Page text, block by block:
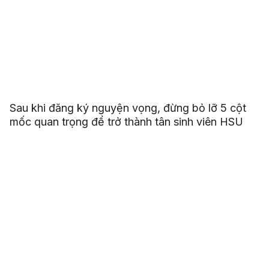
Sau khi đăng ký nguyện vọng, đừng bỏ lỡ 5 cột
mốc quan trọng để trở thành tân sinh viên HSU